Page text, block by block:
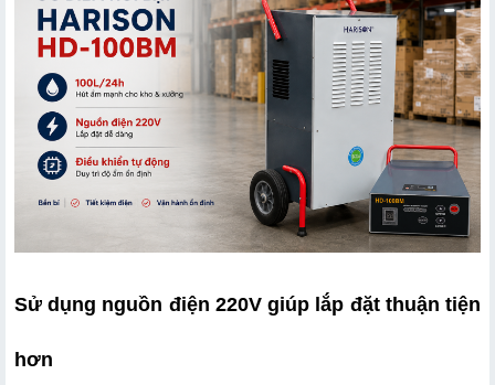
Sử dụng nguồn điện 220V giúp lắp đặt thuận tiện
hơn